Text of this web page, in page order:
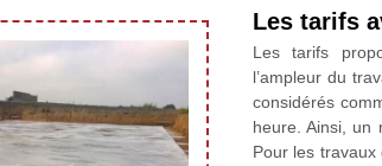
Les tarifs
Les tarifs
l’ampleur du
considérés
heure. Ainsi, un
Pour les travaux